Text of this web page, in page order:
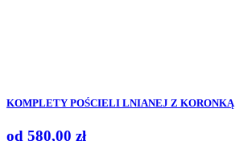
KOMPLETY POŚCIELI LNIANEJ Z KORONKĄ
od 580,00 zł